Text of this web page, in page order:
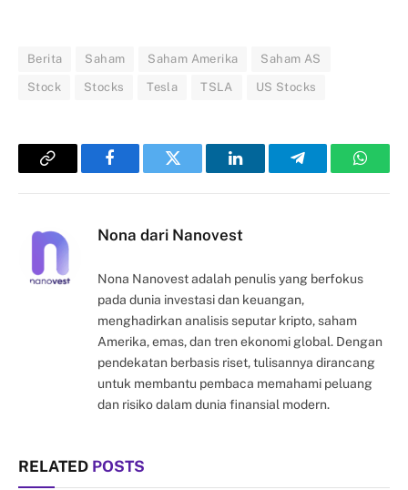
Berita Saham Saham Amerika Saham AS
Stock Stocks Tesla TSLA US Stocks
Copy
FacebookTwitter LinkedInTelegram
Nona dari Nanovest
Nona Nanovest adalah penulis yang berfokus
pada dunia investasi dan keuangan,
menghadirkan analisis seputar kripto, saham
Amerika, emas, dan tren ekonomi global. Dengan
pendekatan berbasis riset, tulisannya dirancang
untuk membantu pembaca memahami peluang
dan risiko dalam dunia finansial modern.
RELATED POSTS